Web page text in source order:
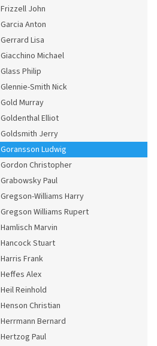
Frizzell John
Garcia Anton
Gerrard Lisa
Giacchino Michael
Glass Philip
Glennie-Smith Nick
Gold Murray
Goldenthal Elliot
Goldsmith Jerry
Goransson Ludwig
Gordon Christopher
Grabowsky Paul
Gregson-Williams Harry
Gregson Williams Rupert
Hamlisch Marvin
Hancock Stuart
Harris Frank
Heffes Alex
Heil Reinhold
Henson Christian
Herrmann Bernard
Hertzog Paul